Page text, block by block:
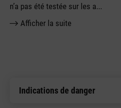
n’a pas été testée sur les a...
Afficher la suite
Indications de danger